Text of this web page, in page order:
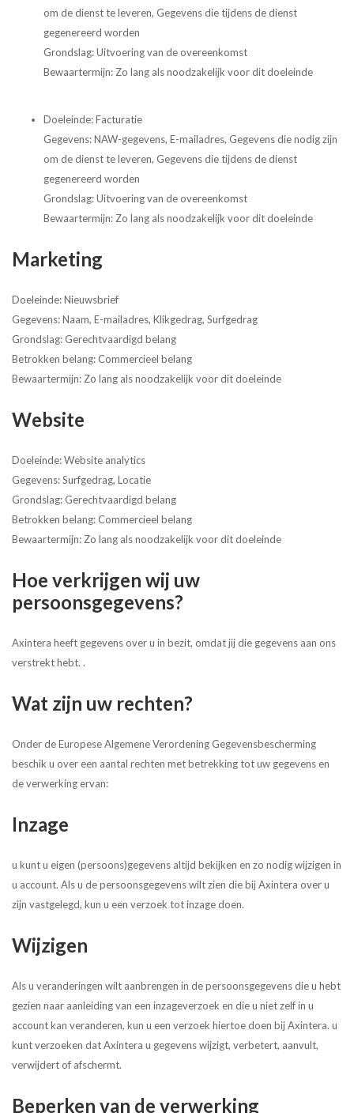
om de dienst te leveren, Gegevens die tijdens de dienst
gegenereerd worden
Grondslag: Uitvoering van de overeenkomst
Bewaartermijn: Zo lang als noodzakelijk voor dit doeleinde
Doeleinde: Facturatie
Gegevens: NAW-gegevens, E-mailadres, Gegevens die nodig zijn
om de dienst te leveren, Gegevens die tijdens de dienst
gegenereerd worden
Grondslag: Uitvoering van de overeenkomst
Bewaartermijn: Zo lang als noodzakelijk voor dit doeleinde
Marketing
Doeleinde: Nieuwsbrief
Gegevens: Naam, E-mailadres, Klikgedrag, Surfgedrag
Grondslag: Gerechtvaardigd belang
Betrokken belang: Commercieel belang
Bewaartermijn: Zo lang als noodzakelijk voor dit doeleinde
Website
Doeleinde: Website analytics
Gegevens: Surfgedrag, Locatie
Grondslag: Gerechtvaardigd belang
Betrokken belang: Commercieel belang
Bewaartermijn: Zo lang als noodzakelijk voor dit doeleinde
Hoe verkrijgen wij uw
persoonsgegevens?
Axintera heeft gegevens over u in bezit, omdat jij die gegevens aan ons
verstrekt hebt. .
Wat zijn uw rechten?
Onder de Europese Algemene Verordening Gegevensbescherming
beschik u over een aantal rechten met betrekking tot uw gegevens en
de verwerking ervan:
Inzage
u kunt u eigen (persoons)gegevens altijd bekijken en zo nodig wijzigen in
u account. Als u de persoonsgegevens wilt zien die bij Axintera over u
zijn vastgelegd, kun u een verzoek tot inzage doen.
Wijzigen
Als u veranderingen wilt aanbrengen in de persoonsgegevens die u hebt
gezien naar aanleiding van een inzageverzoek en die u niet zelf in u
account kan veranderen, kun u een verzoek hiertoe doen bij Axintera. u
kunt verzoeken dat Axintera u gegevens wijzigt, verbetert, aanvult,
verwijdert of afschermt.
Beperken van de verwerking